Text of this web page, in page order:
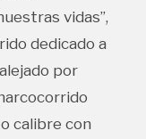
vidas”,
dedicado a
por
calibre con